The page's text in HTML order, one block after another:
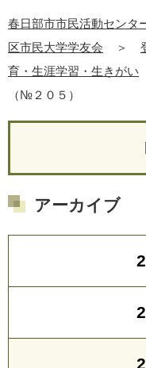
春日部市市民活動センタ
区市民大学学友会
＞
育・生涯学習・生きがい
（№２０５）
アーカイブ